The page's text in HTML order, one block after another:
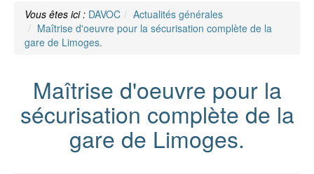
Vous êtes ici : DAVOC
Actualités générales
Maîtrise d'oeuvre pour la sécurisation complète de la
gare de Limoges.
Maîtrise d'oeuvre pour la
sécurisation complète de la
gare de Limoges.